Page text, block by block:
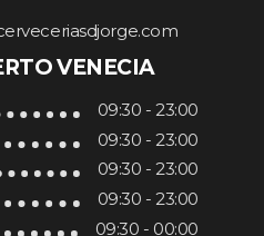
VENECIA
09:30 - 23:00
09:30 - 23:00
09:30 - 23:00
09:30 - 23:00
09:30 - 00:00